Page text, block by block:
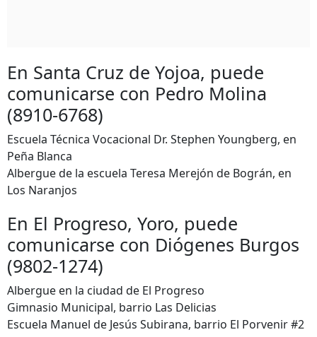
En Santa Cruz de Yojoa, puede
comunicarse con Pedro Molina
(8910-6768)
Escuela Técnica Vocacional Dr. Stephen Youngberg, en
Peña Blanca
Albergue de la escuela Teresa Merejón de Bográn, en
Los Naranjos
En El Progreso, Yoro, puede
comunicarse con Diógenes Burgos
(9802-1274)
Albergue en la ciudad de El Progreso
Gimnasio Municipal, barrio Las Delicias
Escuela Manuel de Jesús Subirana, barrio El Porvenir #2